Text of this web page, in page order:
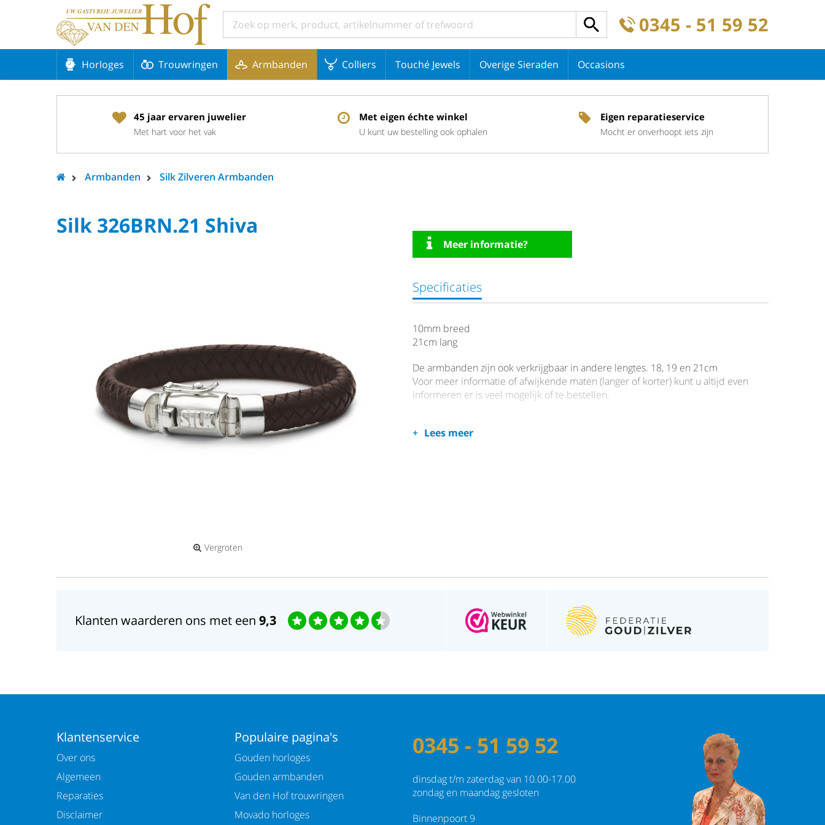
0345 - 51 59 52
Horloges Trouwringen Armbanden Colliers Touché Jewels Overige Sieraden Occasions
45 jaar ervaren juwelier
Met hart voor het vak
Met eigen échte winkel
U kunt uw bestelling ook ophalen
Eigen reparatieservice
Mocht er onverhoopt iets zijn
Armbanden Silk Zilveren Armbanden
Silk 326BRN.21 Shiva
Vergroten
Meer informatie?
Specificaties
10mm breed
21cm lang
De armbanden zijn ook verkrijgbaar in andere lengtes. 18, 19 en 21cm
Voor meer informatie of afwijkende maten (langer of korter) kunt u altijd even
informeren er is veel mogelijk of te bestellen.
Lees meer
Klanten waarderen ons met een 9,3
Klantenservice
Over ons
Algemeen
Reparaties
Disclaimer
Populaire pagina's
Gouden horloges
Gouden armbanden
Van den Hof trouwringen
Movado horloges
0345 - 51 59 52
dinsdag t/m zaterdag van 10.00-17.00
zondag en maandag gesloten
Binnenpoort 9